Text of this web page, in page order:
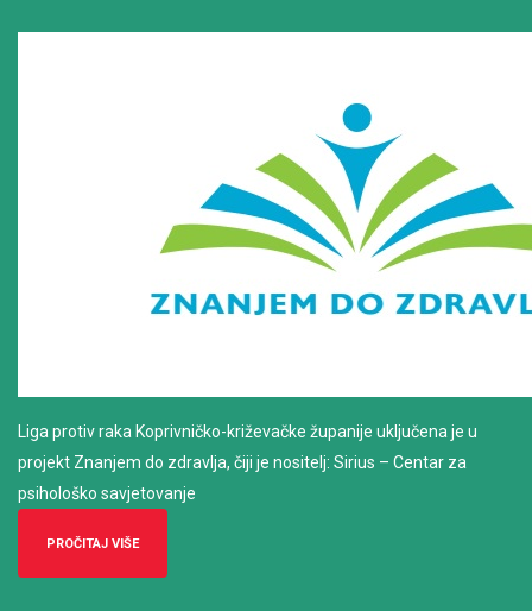
Liga protiv raka Koprivničko-križevačke županije uključena je u
projekt Znanjem do zdravlja, čiji je nositelj: Sirius – Centar za
psihološko savjetovanje
PROČITAJ VIŠE